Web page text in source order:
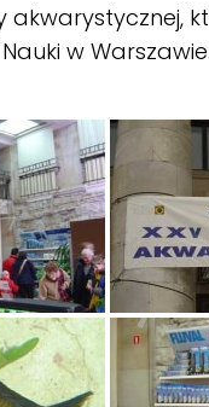
akwarystycznej,
w Warszawie.